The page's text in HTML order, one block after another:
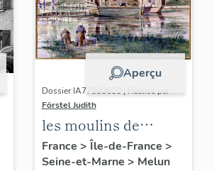
Aperçu
Dossier IA77000600 | Réalisé par
Förstel Judith
les moulins de
Melun
France > Île-de-France >
Seine-et-Marne > Melun